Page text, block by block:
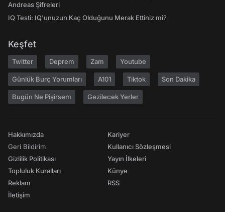
Andreas Şifreleri
IQ Testi: IQ'unuzun Kaç Olduğunu Merak Ettiniz mi?
Keşfet
Twitter Deprem Zam Youtube
Günlük Burç Yorumları A101 Tiktok Son Dakika
Bugün Ne Pişirsem Gezilecek Yerler
Hakkımızda
Geri Bildirim
Gizlilik Politikası
Topluluk Kuralları
Reklam
İletişim
Kariyer
Kullanıcı Sözleşmesi
Yayın İlkeleri
Künye
RSS